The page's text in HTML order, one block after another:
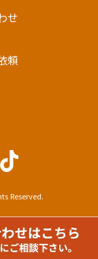
せ
頼
Reserved.